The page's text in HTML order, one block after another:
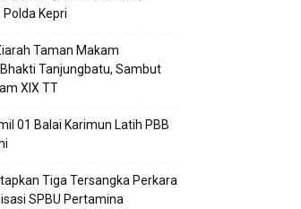
Kepri
Taman Makam
Tanjungbatu, Sambut
XIX TT
01 Balai Karimun Latih PBB
Tiga Tersangka Perkara
SPBU Pertamina